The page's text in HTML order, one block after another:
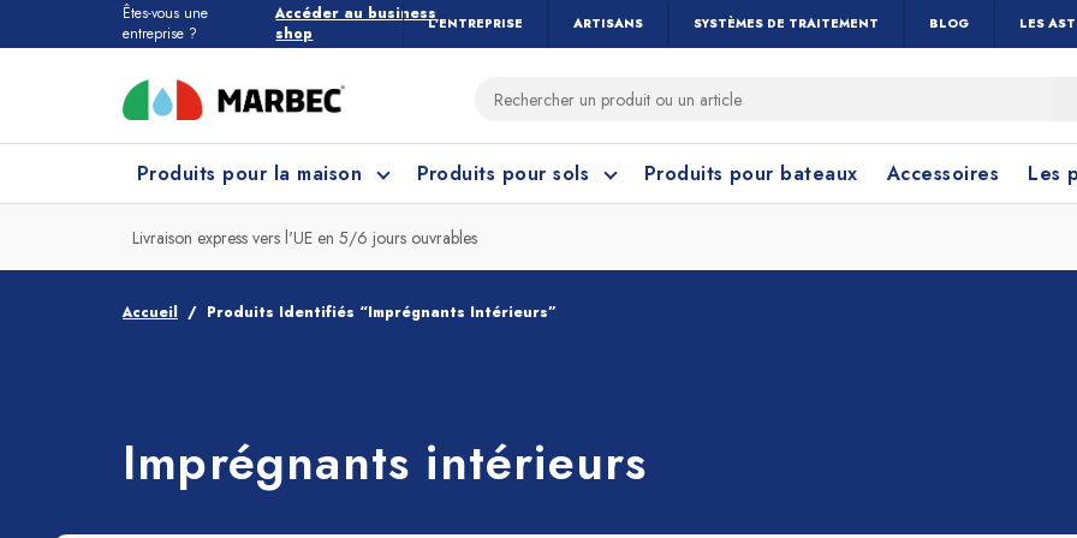
Êtes-vous une
entreprise ?
Accéder au business
shop
L’ENTREPRISE ARTISANS SYSTÈMES DE TRAITEMENT BLOG LES
Produits pour la maison
Tous les produits pour la maison
Produits pour sols
Quel étage devez-vous nettoyer ?
Produits pour bateaux Accessoires Les
Livraison express vers l'UE en 5/6 jours ouvrables
Accueil Produits Identifiés “Imprégnants Intérieurs”
Imprégnants intérieurs